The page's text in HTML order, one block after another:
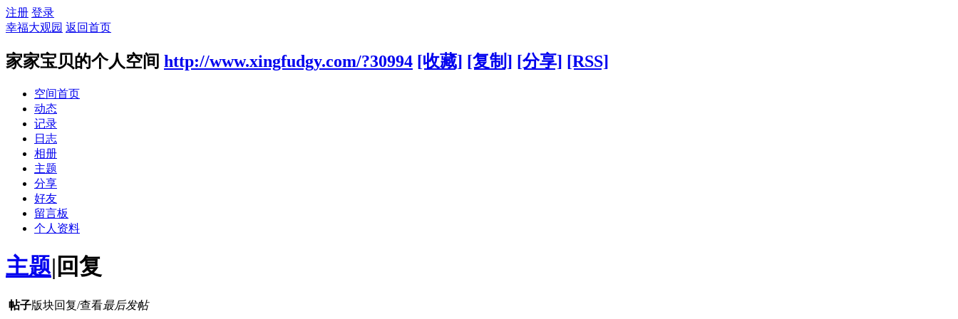
注册 登录
幸福大观园 返回首页
家家宝贝的个人空间 http://www.xingfudgy.com/?30994 [收藏] [复制] [分享] [RSS]
空间首页
动态
记录
日志
相册
主题
分享
好友
留言板
个人资料
主题| 回复
帖子版块回复/查看最后发帖